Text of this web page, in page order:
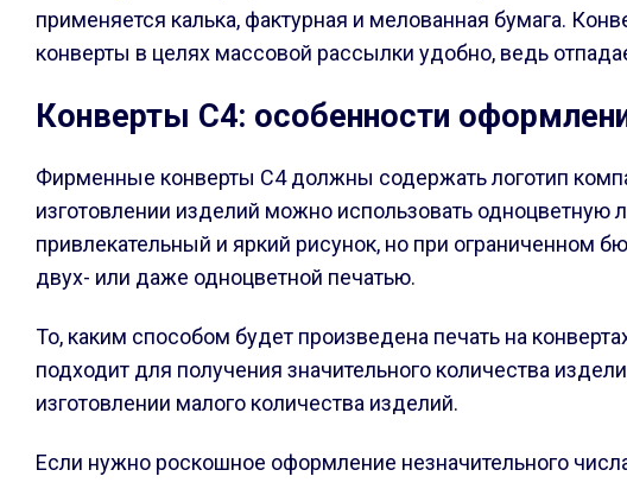
применяется калька, фактурная и мелованная бумага.
конверты в целях массовой рассылки удобно, ведь
Конверты С4: особенности
Фирменные конверты С4 должны содержать логотип
изготовлении изделий можно использовать одноцветную
привлекательный и яркий рисунок, но при ограниченном
двух- или даже одноцветной печатью.
То, каким способом будет произведена печать на
подходит для получения значительного количества
изготовлении малого количества изделий.
Если нужно роскошное оформление незначительного